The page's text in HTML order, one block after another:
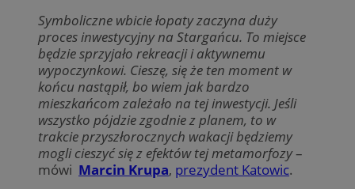
Symboliczne wbicie łopaty zaczyna duży
proces inwestycyjny na Stargańcu. To miejsce
będzie sprzyjało rekreacji i aktywnemu
wypoczynkowi. Cieszę, się że ten moment w
końcu nastąpił, bo wiem jak bardzo
mieszkańcom zależało na tej inwestycji. Jeśli
wszystko pójdzie zgodnie z planem, to w
trakcie przyszłorocznych wakacji będziemy
mogli cieszyć się z efektów tej metamorfozy–
mówi Marcin Krupa, prezydent Katowic.